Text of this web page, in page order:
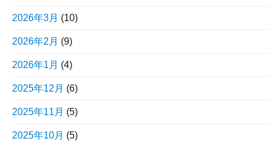
2026年3月 (10)
2026年2月 (9)
2026年1月 (4)
2025年12月 (6)
2025年11月 (5)
2025年10月 (5)